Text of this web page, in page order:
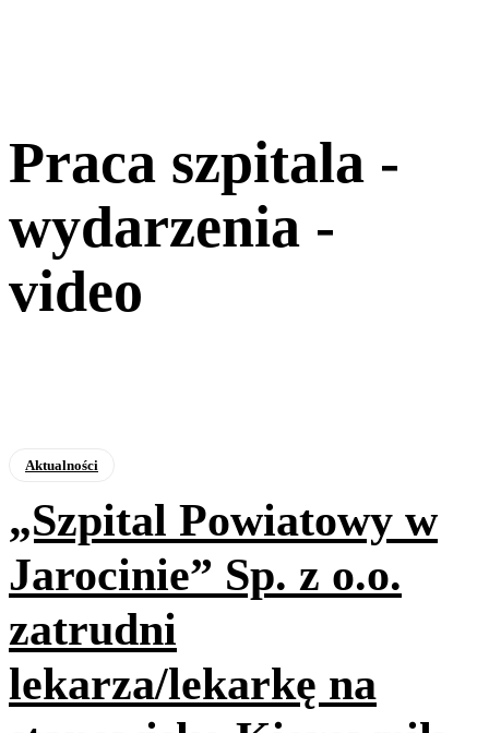
Praca szpitala -
wydarzenia -
video
Aktualności
„Szpital Powiatowy w
Jarocinie” Sp. z o.o.
zatrudni
lekarza/lekarkę na